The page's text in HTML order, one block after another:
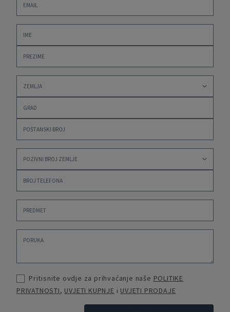
Pritisnite ovdje za prihvaćanje naše POLITIKE
PRIVATNOSTI, UVJETI KUPNJE i UVJETI PRODAJE